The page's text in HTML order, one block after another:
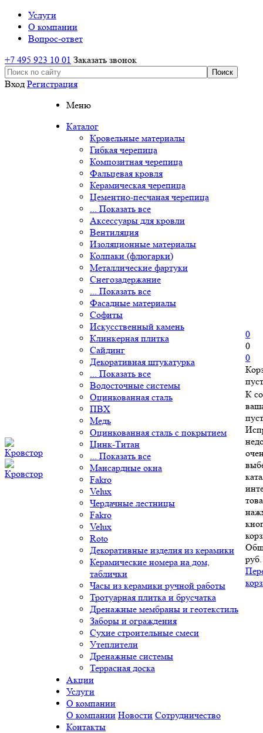
Услуги
О компании
Вопрос-ответ
+7 495 923 10 01 Заказать звонок
Вход Регистрация
Меню
Каталог
Кровельные материалы
Гибкая черепица
Композитная черепица
Фальцевая кровля
Керамическая черепица
Цементно-песчаная черепица
... Показать все
Аксессуары для кровли
Вентиляция
Изоляционные материалы
Колпаки (флюгарки)
Металлические фартуки
Снегозадержание
... Показать все
Фасадные материалы
Софиты
Искусственный камень
Клинкерная плитка
Сайдинг
Декоративная штукатурка
... Показать все
Водосточные системы
Оцинкованная сталь
ПВХ
Медь
Оцинкованная сталь с покрытием
Цинк-Титан
... Показать все
Мансардные окна
Fakro
Velux
Чердачные лестницы
Fakro
Velux
Roto
Декоративные изделия из керамики
Керамические номера на дом,
таблички
Часы из керамики ручной работы
Тротуарная плитка и брусчатка
Дренажные мембраны и геотекстиль
Заборы и ограждения
Сухие строительные смеси
Утеплители
Дренажные системы
Террасная доска
Акции
Услуги
О компании
О компании Новости Сотрудничество
Контакты
0
0
0
К
руб.